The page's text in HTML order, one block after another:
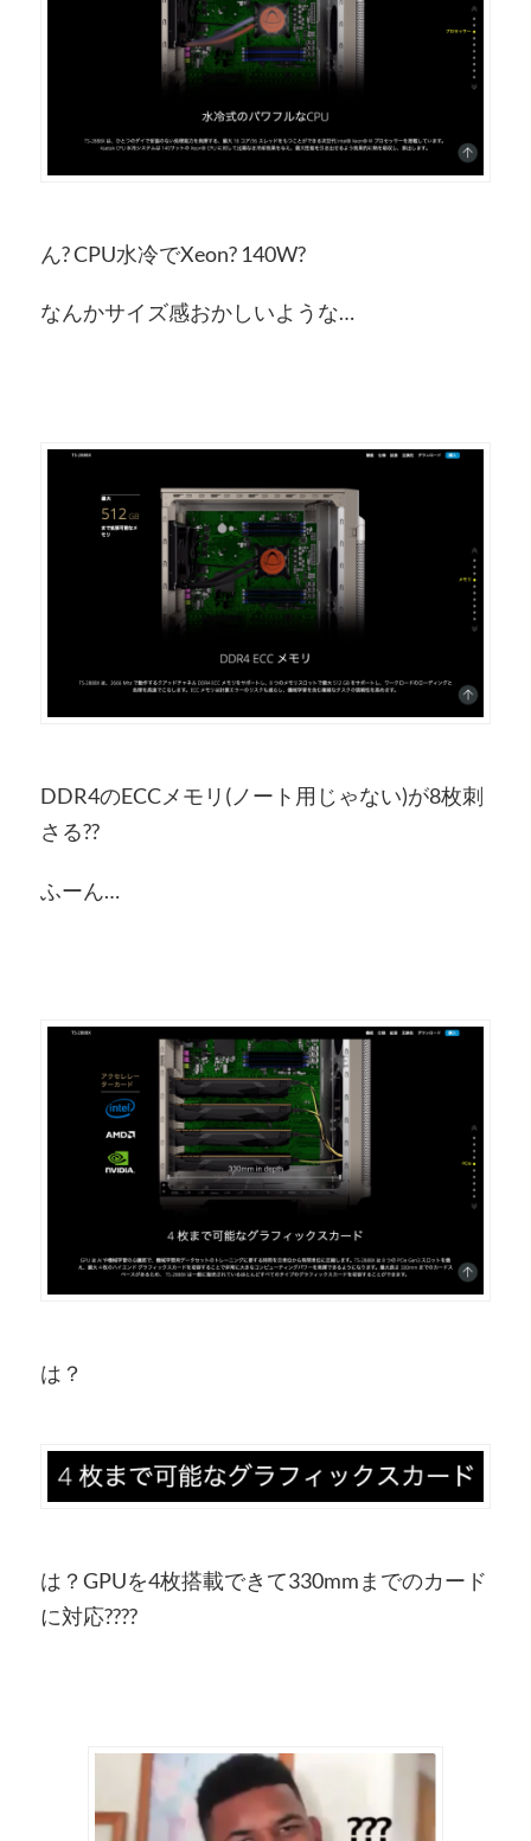
ん? CPU水冷でXeon? 140W?
なんかサイズ感おかしいような…
DDR4のECCメモリ(ノート用じゃない)が8枚刺
さる??
ふーん…
は？
は？GPUを4枚搭載できて330mmまでのカード
に対応????